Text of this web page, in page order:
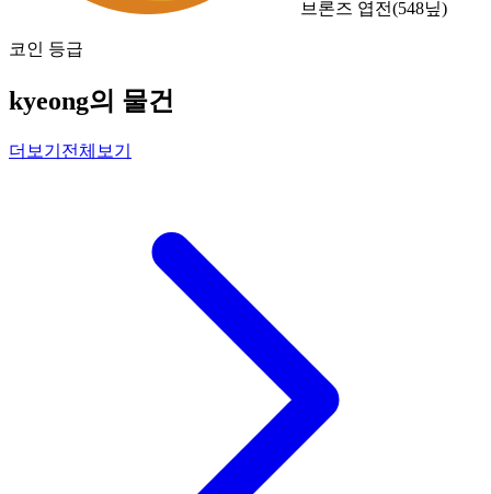
브론즈 엽전(548닢)
코인 등급
kyeong의 물건
더보기 전체보기